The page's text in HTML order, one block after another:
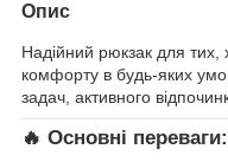
Опис
Надійний рюкзак для тих,
комфорту в будь-яких
задач, активного
🔥 Основні переваги: